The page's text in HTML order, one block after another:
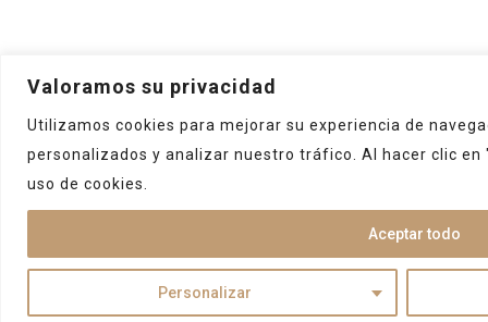
Valoramos su privacidad
Utilizamos cookies para mejorar su experiencia de
personalizados y analizar nuestro tráfico. Al hacer clic
uso de cookies.
Personalizar
Aceptar todo